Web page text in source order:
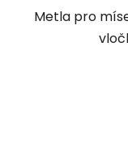
Metla pro